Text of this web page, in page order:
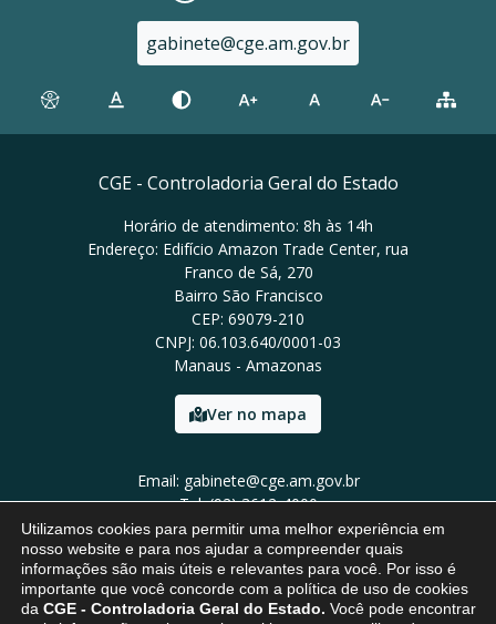
gabinete@cge.am.gov.br
CGE - Controladoria Geral do Estado
Horário de atendimento: 8h às 14h
Endereço: Edifício Amazon Trade Center, rua
Franco de Sá, 270
Bairro São Francisco
CEP: 69079-210
CNPJ: 06.103.640/0001-03
Manaus - Amazonas
Ver no mapa
Email: gabinete@cge.am.gov.br
Tel: (92) 3612-4000
Utilizamos cookies para permitir uma melhor experiência em
nosso website e para nos ajudar a compreender quais
informações são mais úteis e relevantes para você. Por isso é
importante que você concorde com a política de uso de cookies
da CGE - Controladoria Geral do Estado. Você pode encontrar